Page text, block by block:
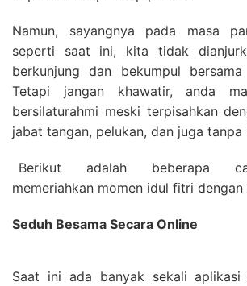
Namun, sayangnya pada masa
seperti saat ini, kita tidak
berkunjung dan bekumpul
Tetapi jangan khawatir, anda
bersilaturahmi meski terpisahkan
jabat tangan, pelukan, dan juga tanpa
Berikut adalah beberapa
memeriahkan momen idul fitri
Seduh Besama Secara Online
Saat ini ada banyak sekali